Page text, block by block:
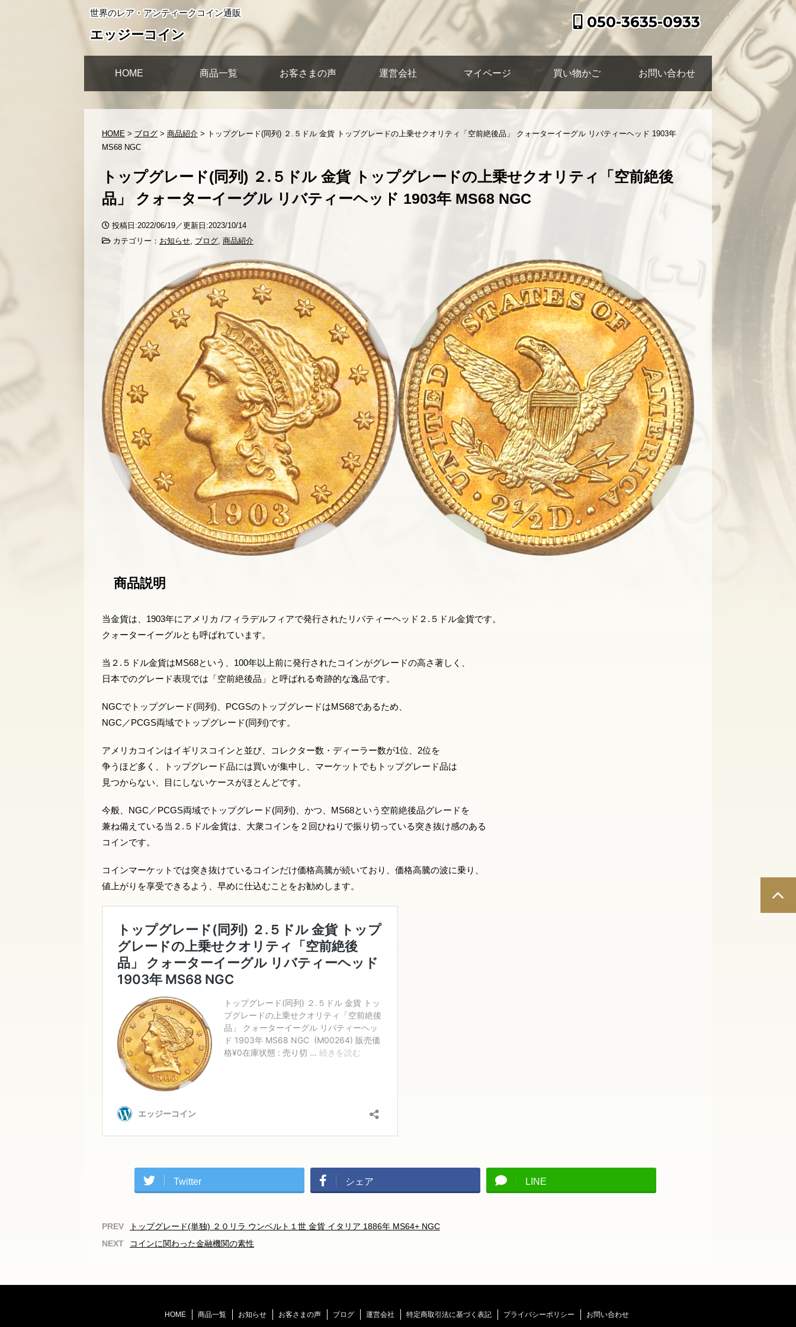
世界のレア・アンティークコイン通販
エッジーコイン
050-3635-0933
HOME 商品一覧 お客さまの声 運営会社 マイページ 買い物かご お問い合わせ
HOME > ブログ > 商品紹介 > トップグレード(同列) ２.５ドル 金貨 トップグレードの上乗せクオリティ「空前絶後品」 クォーターイーグル リバティーヘッド 1903年
MS68 NGC
トップグレード(同列) ２.５ドル 金貨 トップグレードの上乗せクオリティ「空前絶後
品」 クォーターイーグル リバティーヘッド 1903年 MS68 NGC
投稿日:2022/06/19／更新日:2023/10/14
カテゴリー： お知らせ, ブログ, 商品紹介
商品説明
当金貨は、1903年にアメリカ /フィラデルフィアで発行されたリバティーヘッド２.５ドル金貨です。
クォーターイーグルとも呼ばれています。
当２.５ドル金貨はMS68という、100年以上前に発行されたコインがグレードの高さ著しく、
日本でのグレード表現では「空前絶後品」と呼ばれる奇跡的な逸品です。
NGCでトップグレード(同列)、PCGSのトップグレードはMS68であるため、
NGC／PCGS両域でトップグレード(同列)です。
アメリカコインはイギリスコインと並び、コレクター数・ディーラー数が1位、2位を
争うほど多く、トップグレード品には買いが集中し、マーケットでもトップグレード品は
見つからない、目にしないケースがほとんどです。
今般、NGC／PCGS両域でトップグレード(同列)、かつ、MS68という空前絶後品グレードを
兼ね備えている当２.５ドル金貨は、大衆コインを２回ひねりで振り切っている突き抜け感のある
コインです。
コインマーケットでは突き抜けているコインだけ価格高騰が続いており、価格高騰の波に乗り、
値上がりを享受できるよう、早めに仕込むことをお勧めします。
Twitter シェア LINE
トップグレード(単独) ２０リラ ウンベルト１世 金貨 イタリア 1886年 MS64+ NGC
コインに関わった金融機関の素性
HOME 商品一覧 お知らせ お客さまの声 ブログ 運営会社 特定商取引法に基づく表記 プライバシーポリシー お問い合わせ